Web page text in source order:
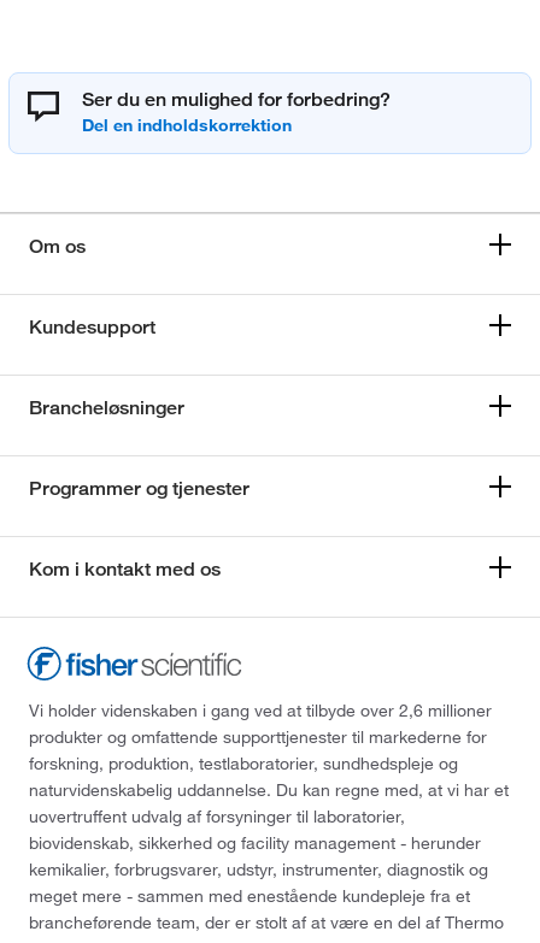
Ser du en mulighed for forbedring?
Om os
Kundesupport
Brancheløsninger
Programmer og tjenester
Kom i kontakt med os
Vi holder videnskaben i gang ved at tilbyde over 2,6 millioner
produkter og omfattende supporttjenester til markederne for
forskning, produktion, testlaboratorier, sundhedspleje og
naturvidenskabelig uddannelse. Du kan regne med, at vi har et
uovertruffent udvalg af forsyninger til laboratorier,
biovidenskab, sikkerhed og facility management - herunder
kemikalier, forbrugsvarer, udstyr, instrumenter, diagnostik og
meget mere - sammen med enestående kundepleje fra et
brancheførende team, der er stolt af at være en del af Thermo